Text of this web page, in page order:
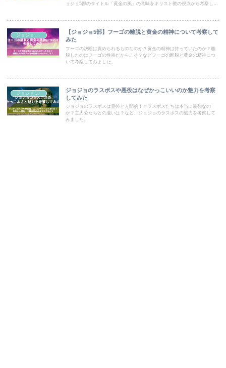
ョジョ5部のタイトル「黄金の風」の意味をキリスト教の視点から考察しま
ジョジョコラム
【ジョジョ5部】フーゴの離脱と黄金の精神について考察して
みた
フーゴの決断は責められるものなのか？黄金の精神は持っていたのか？離
脱したのはフーゴの性格だからこそ？などフーゴの離脱と黄金の精神につ
いて考察してみました。
ジョジョのラスボスや悪役はなぜかっこいいのか魅力を考察
してみた
ジョジョのラスボスは意外と人間的！？ラスボスたちは本当に最強なの
か？主人公たちとの違いは？など、ジョジョのラスボスの魅力を考察して
みました。